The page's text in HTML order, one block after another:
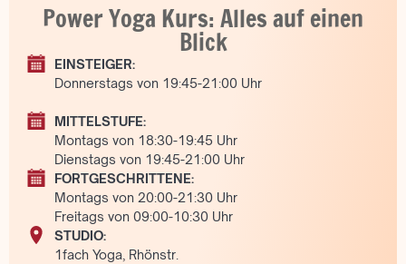
Power Yoga Kurs: Alles auf einen
Blick
EINSTEIGER:
Donnerstags von 19:45-21:00 Uhr
MITTELSTUFE:
Montags von 18:30-19:45 Uhr
Dienstags von 19:45-21:00 Uhr
FORTGESCHRITTENE:
Montags von 20:00-21:30 Uhr
Freitags von 09:00-10:30 Uhr
STUDIO:
1fach Yoga, Rhönstr.